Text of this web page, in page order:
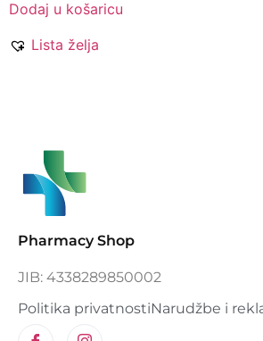
Dodaj u košaricu
Lista želja
Pharmacy Shop
JIB: 4338289850002
Politika privatnostiNarudžbe i